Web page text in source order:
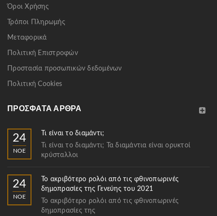
Όροι Χρήσης
Τρόποι Πληρωμής
Μεταφορικά
Πολιτική Επιστροφών
Προστασία προσωπικών δεδομένων
Πολιτική Cookies
ΠΡΌΣΦΑΤΑ ΆΡΘΡΑ
24
ΝΟΈ
Τι είναι το διαμάντι;
Τι είναι το διαμάντι; Τα διαμάντια είναι ορυκτοί
κρύσταλλοι
24
ΝΟΈ
Το ακριβότερο ρολόι από τις φθινοπωρινές
δημοπρασίες της Γενεύης του 2021
Το ακριβότερο ρολόι από τις φθινοπωρινές
δημοπρασίες της